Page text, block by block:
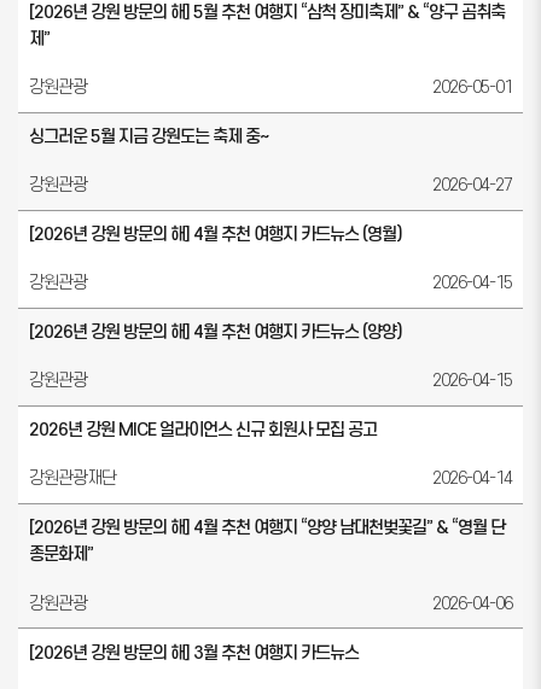
[2026년 강원 방문의 해] 5월 추천 여행지 “삼척 장미축제” & “양구 곰취축
제”
강원관광 2026-05-01
싱그러운 5월 지금 강원도는 축제 중~
강원관광 2026-04-27
[2026년 강원 방문의 해] 4월 추천 여행지 카드뉴스 (영월)
강원관광 2026-04-15
[2026년 강원 방문의 해] 4월 추천 여행지 카드뉴스 (양양)
강원관광 2026-04-15
2026년 강원 MICE 얼라이언스 신규 회원사 모집 공고
강원관광재단 2026-04-14
[2026년 강원 방문의 해] 4월 추천 여행지 “양양 남대천벚꽃길” & “영월 단
종문화제”
강원관광 2026-04-06
[2026년 강원 방문의 해] 3월 추천 여행지 카드뉴스